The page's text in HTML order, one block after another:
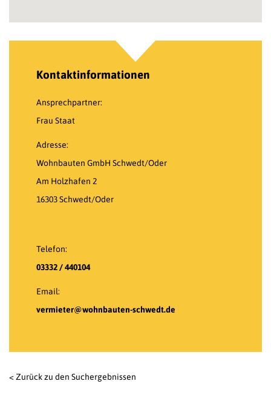
Kontaktinformationen
Ansprechpartner:
Frau Staat
Adresse:
Wohnbauten GmbH Schwedt/Oder
Am Holzhafen 2
16303 Schwedt/Oder
Telefon:
03332 / 440104
Email:
vermieter@wohnbauten-schwedt.de
< Zurück zu den Suchergebnissen